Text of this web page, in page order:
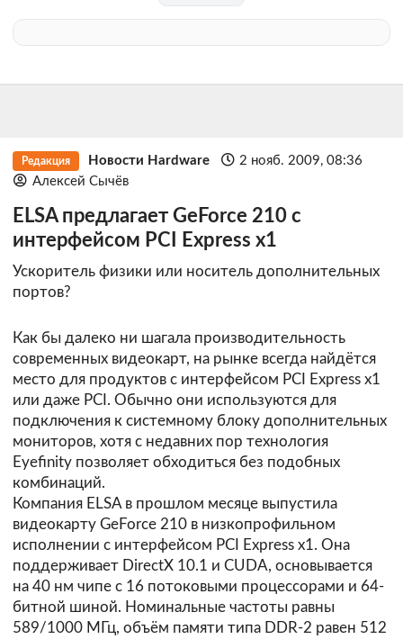
Редакция Новости Hardware
2 нояб. 2009, 08:36
Алексей Сычёв
ELSA предлагает GeForce 210 с
интерфейсом PCI Express x1
Ускоритель физики или носитель дополнительных
портов?
Как бы далеко ни шагала производительность
современных видеокарт, на рынке всегда найдётся
место для продуктов с интерфейсом PCI Express x1
или даже PCI. Обычно они используются для
подключения к системному блоку дополнительных
мониторов, хотя с недавних пор технология
Eyefinity позволяет обходиться без подобных
комбинаций.
Компания ELSA в прошлом месяце выпустила
видеокарту GeForce 210 в низкопрофильном
исполнении с интерфейсом PCI Express x1. Она
поддерживает DirectX 10.1 и CUDA, основывается
на 40 нм чипе с 16 потоковыми процессорами и 64-
битной шиной. Номинальные частоты равны
589/1000 МГц, объём памяти типа DDR-2 равен 512